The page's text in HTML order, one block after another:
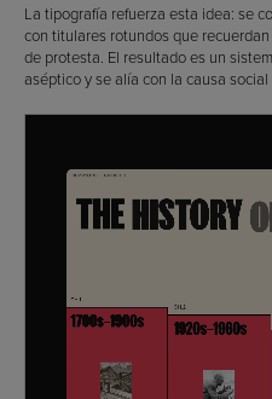
La tipografía refuerza esta idea: se
con titulares rotundos que
de protesta. El resultado es un
aséptico y se alía con la causa